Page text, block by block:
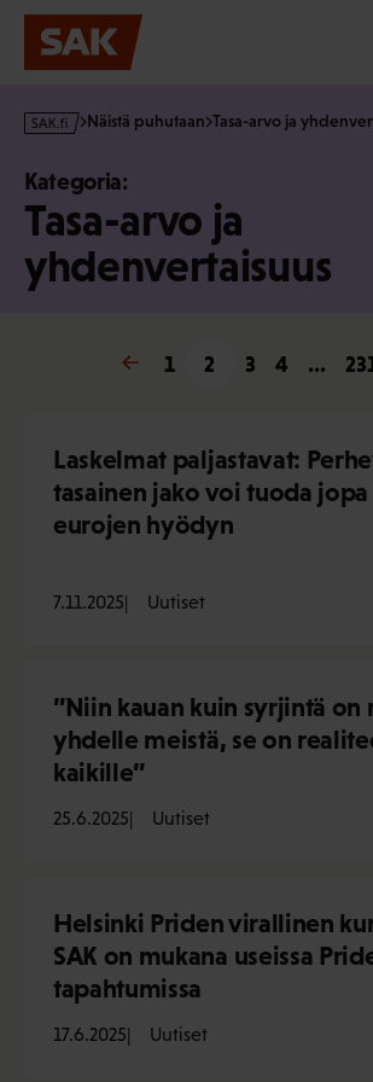
Hyppää
sisältöön
s
k
·
Näistä puhutaan Tasa-arvo ja
Kategoria:
Tasa-arvo ja
yhdenvertaisuus
« Edellinen
1 2 3 4 …
Laskelmat paljastavat:
tasainen jako voi tuoda
eurojen hyödyn
7.11.2025 Uutiset
”Niin kauan kuin syrjintä on
yhdelle meistä, se on
kaikille”
25.6.2025 Uutiset
Helsinki Priden virallinen
SAK on mukana useissa
tapahtumissa
17.6.2025 Uutiset